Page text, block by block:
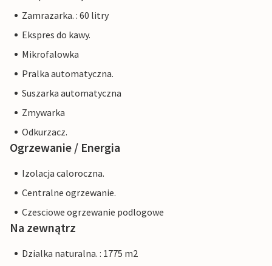
Zamrazarka. : 60 litry
Ekspres do kawy.
Mikrofalowka
Pralka automatyczna.
Suszarka automatyczna
Zmywarka
Odkurzacz.
Ogrzewanie / Energia
Izolacja caloroczna.
Centralne ogrzewanie.
Czesciowe ogrzewanie podlogowe
Na zewnątrz
Dzialka naturalna. : 1775 m2